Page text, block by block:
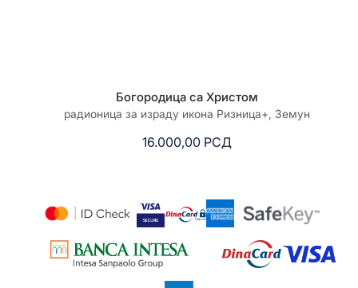
Богородица са Христом
радионица за израду икона Ризница+, Земун
16.000,00 РСД